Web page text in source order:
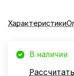
Характеристики
В наличии